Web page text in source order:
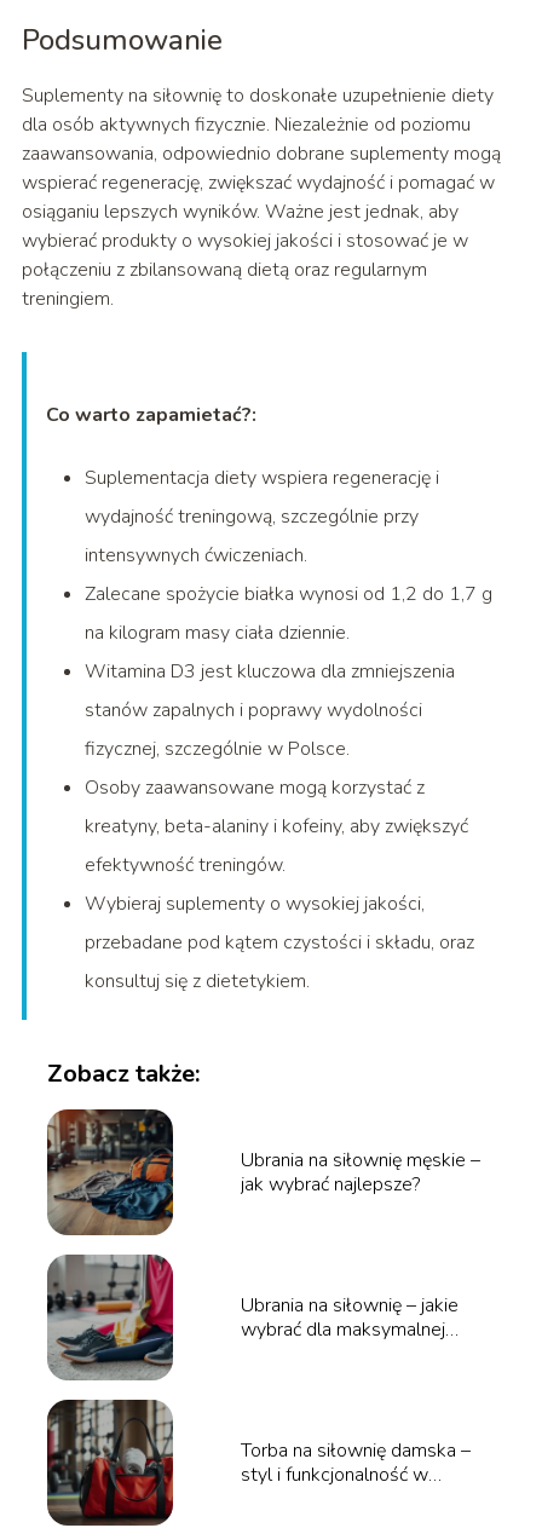
Podsumowanie
Suplementy na siłownię to doskonałe uzupełnienie diety
dla osób aktywnych fizycznie. Niezależnie od poziomu
zaawansowania, odpowiednio dobrane suplementy mogą
wspierać regenerację, zwiększać wydajność i pomagać w
osiąganiu lepszych wyników. Ważne jest jednak, aby
wybierać produkty o wysokiej jakości i stosować je w
połączeniu z zbilansowaną dietą oraz regularnym
treningiem.
Co warto zapamietać?:
Suplementacja diety wspiera regenerację i
wydajność treningową, szczególnie przy
intensywnych ćwiczeniach.
Zalecane spożycie białka wynosi od 1,2 do 1,7 g
na kilogram masy ciała dziennie.
Witamina D3 jest kluczowa dla zmniejszenia
stanów zapalnych i poprawy wydolności
fizycznej, szczególnie w Polsce.
Osoby zaawansowane mogą korzystać z
kreatyny, beta-alaniny i kofeiny, aby zwiększyć
efektywność treningów.
Wybieraj suplementy o wysokiej jakości,
przebadane pod kątem czystości i składu, oraz
konsultuj się z dietetykiem.
Zobacz także:
Ubrania na siłownię męskie –
jak wybrać najlepsze?
Ubrania na siłownię – jakie
wybrać dla maksymalnej
Torba na siłownię damska –
styl i funkcjonalność w